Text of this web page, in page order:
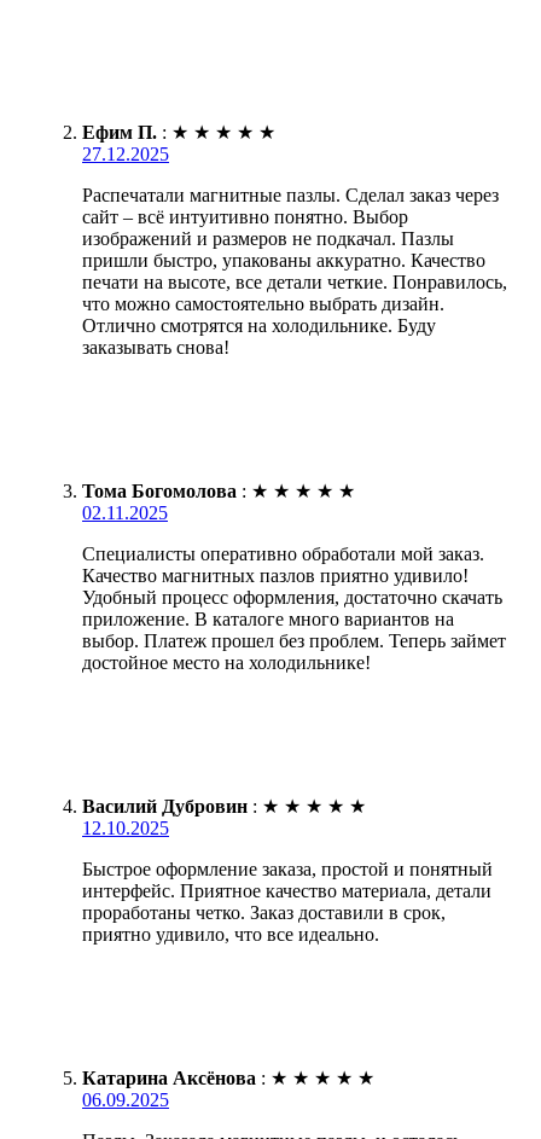
Ефим П. : ★ ★ ★ ★ ★
27.12.2025
Распечатали магнитные пазлы. Сделал заказ через
сайт – всё интуитивно понятно. Выбор
изображений и размеров не подкачал. Пазлы
пришли быстро, упакованы аккуратно. Качество
печати на высоте, все детали четкие. Понравилось,
что можно самостоятельно выбрать дизайн.
Отлично смотрятся на холодильнике. Буду
заказывать снова!
Тома Богомолова : ★ ★ ★ ★ ★
02.11.2025
Специалисты оперативно обработали мой заказ.
Качество магнитных пазлов приятно удивило!
Удобный процесс оформления, достаточно скачать
приложение. В каталоге много вариантов на
выбор. Платеж прошел без проблем. Теперь займет
достойное место на холодильнике!
Василий Дубровин : ★ ★ ★ ★ ★
12.10.2025
Быстрое оформление заказа, простой и понятный
интерфейс. Приятное качество материала, детали
проработаны четко. Заказ доставили в срок,
приятно удивило, что все идеально.
Катарина Аксёнова : ★ ★ ★ ★ ★
06.09.2025